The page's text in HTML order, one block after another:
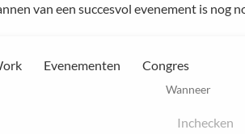
van een succesvol evenement is nog
Evenementen Congres
Wanneer